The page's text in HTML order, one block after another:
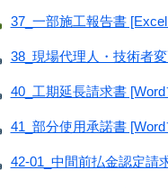
37_一部施工報告書
38_現場代理人・技術者
40_工期延長請求書
41_部分使用承諾書
42-01_中間前払金認定請